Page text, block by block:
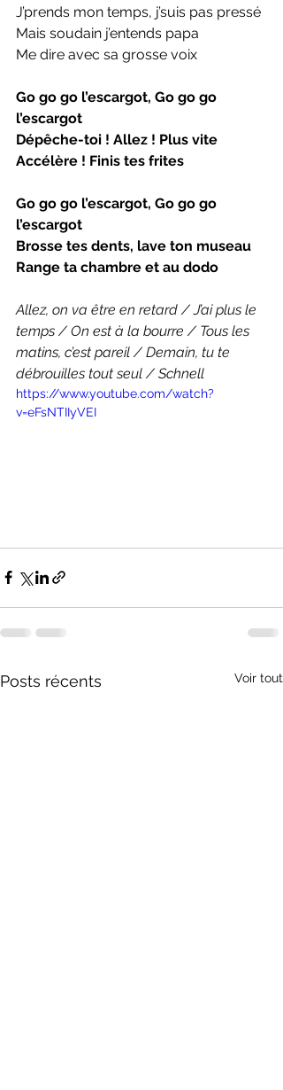
J’prends mon temps, j’suis pas pressé
Mais soudain j’entends papa
Me dire avec sa grosse voix
Go go go l’escargot, Go go go
l’escargot
Dépêche-toi ! Allez ! Plus vite
Accélère ! Finis tes frites
Go go go l’escargot, Go go go
l’escargot
Brosse tes dents, lave ton museau
Range ta chambre et au dodo
Allez, on va être en retard / J’ai plus le
temps / On est à la bourre / Tous les
matins, c’est pareil / Demain, tu te
débrouilles tout seul / Schnell
https://www.youtube.com/watch?
v=eFsNTIIyVEI
Posts récents Voir tout